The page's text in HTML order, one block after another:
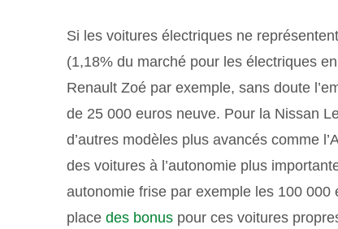
Si les voitures électriques ne
(1,18% du marché pour les électriques
Renault Zoé par exemple, sans doute
de 25 000 euros neuve. Pour la Nissan
d’autres modèles plus avancés comme
des voitures à l’autonomie plus
autonomie frise par exemple les 100
place des bonus pour ces voitures